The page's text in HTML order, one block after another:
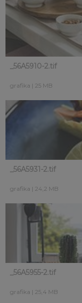
_56A5910-2.tif
grafika | 25 MB
_56A5931-2.tif
grafika | 24,2 MB
_56A5955-2.tif
grafika | 25,4 MB